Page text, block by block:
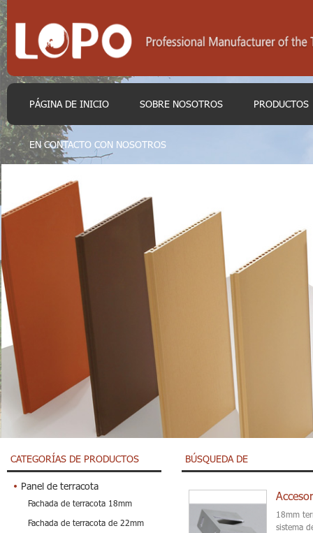
PÁGINA DE INICIO SOBRE NOSOTROS PRODUCTOS
EN CONTACTO CON NOSOTROS
CATEGORÍAS DE PRODUCTOS
Panel de terracota
Fachada de terracota 18mm
Fachada de terracota de 22mm
BÚSQUEDA DE
18mm
sistema